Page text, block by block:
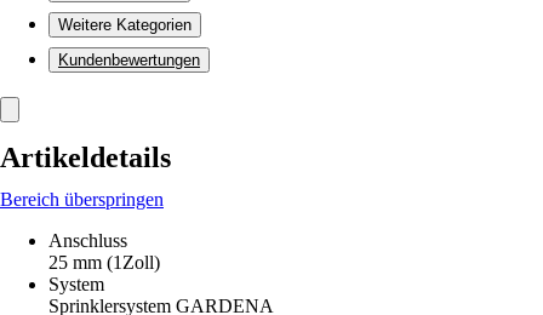
Weitere Kategorien
Kundenbewertungen
Artikeldetails
Bereich überspringen
Anschluss
25 mm (1Zoll)
System
Sprinklersystem GARDENA